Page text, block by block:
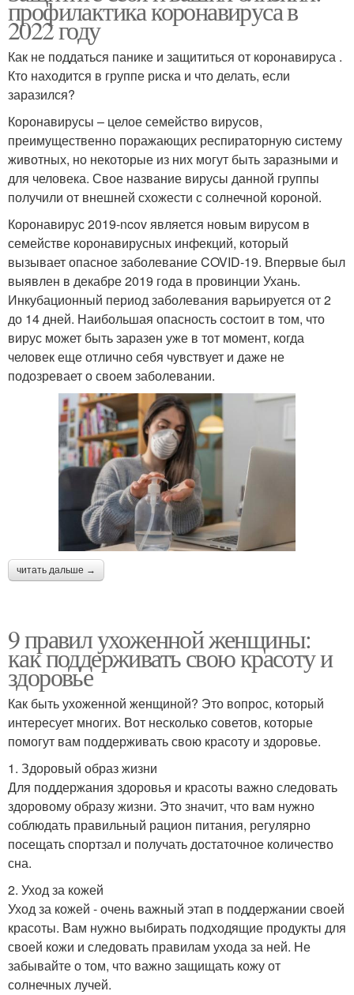
профилактика коронавируса в
2022 году
Как не поддаться панике и защититься от коронавируса .
Кто находится в группе риска и что делать, если
заразился?
Коронавирусы – целое семейство вирусов,
преимущественно поражающих респираторную систему
животных, но некоторые из них могут быть заразными и
для человека. Свое название вирусы данной группы
получили от внешней схожести с солнечной короной.
Коронавирус 2019-ncov является новым вирусом в
семействе коронавирусных инфекций, который
вызывает опасное заболевание COVID-19. Впервые был
выявлен в декабре 2019 года в провинции Ухань.
Инкубационный период заболевания варьируется от 2
до 14 дней. Наибольшая опасность состоит в том, что
вирус может быть заразен уже в тот момент, когда
человек еще отлично себя чувствует и даже не
подозревает о своем заболевании.
читать дальше →
9 правил ухоженной женщины:
как поддерживать свою красоту и
здоровье
Как быть ухоженной женщиной? Это вопрос, который
интересует многих. Вот несколько советов, которые
помогут вам поддерживать свою красоту и здоровье.
1. Здоровый образ жизни
Для поддержания здоровья и красоты важно следовать
здоровому образу жизни. Это значит, что вам нужно
соблюдать правильный рацион питания, регулярно
посещать спортзал и получать достаточное количество
сна.
2. Уход за кожей
Уход за кожей - очень важный этап в поддержании своей
красоты. Вам нужно выбирать подходящие продукты для
своей кожи и следовать правилам ухода за ней. Не
забывайте о том, что важно защищать кожу от
солнечных лучей.